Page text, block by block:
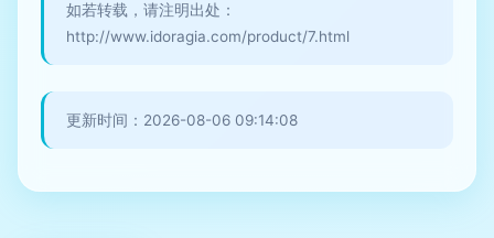
如若转载，请注明出处：
http://www.idoragia.com/product/7.html
更新时间：2026-08-06 09:14:08